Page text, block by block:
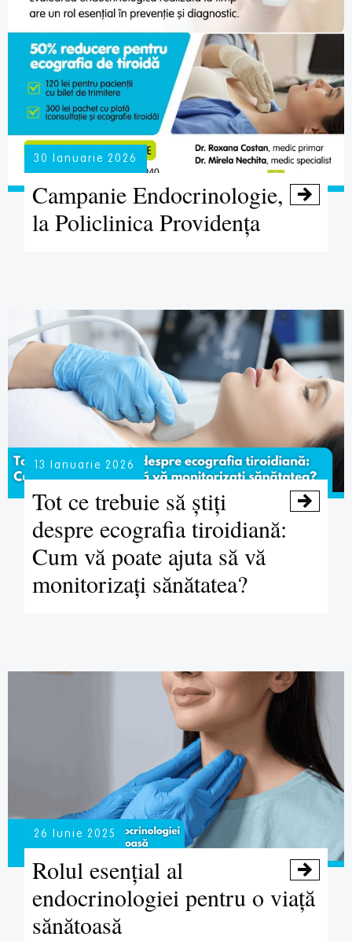
30 Ianuarie 2026

Campanie Endocrinologie,
la Policlinica Providența
13 Ianuarie 2026

Tot ce trebuie să știți
despre ecografia tiroidiană:
Cum vă poate ajuta să vă
monitorizați sănătatea?
26 Iunie 2025

Rolul esențial al
endocrinologiei pentru o viață
sănătoasă